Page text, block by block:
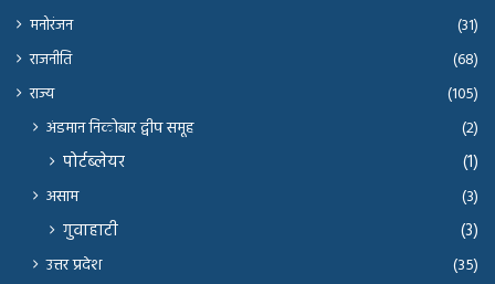
मनोरंजन
(31)
राजनीति
(68)
राज्य
(105)
अंडमान निकोबार द्वीप समूह (2)
पोर्टब्लेयर (1)
असाम (3)
गुवाहाटी (3)
उत्तर प्रदेश
(35)